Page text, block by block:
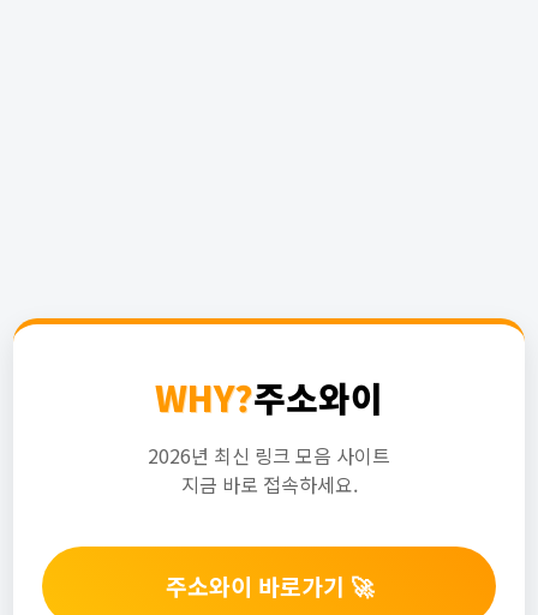
WHY?주소와이
2026년 최신 링크 모음 사이트
지금 바로 접속하세요.
주소와이 바로가기 🚀